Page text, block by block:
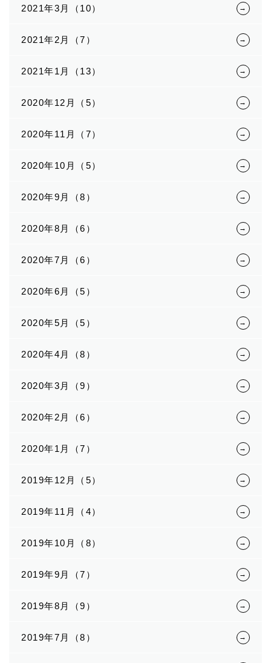
2021年3月（10）
2021年2月（7）
2021年1月（13）
2020年12月（5）
2020年11月（7）
2020年10月（5）
2020年9月（8）
2020年8月（6）
2020年7月（6）
2020年6月（5）
2020年5月（5）
2020年4月（8）
2020年3月（9）
2020年2月（6）
2020年1月（7）
2019年12月（5）
2019年11月（4）
2019年10月（8）
2019年9月（7）
2019年8月（9）
2019年7月（8）